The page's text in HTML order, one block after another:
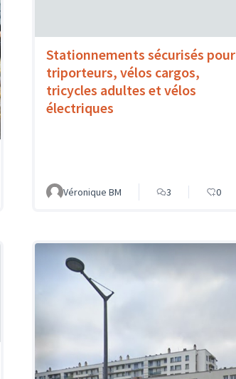
Stationnements sécurisés pour
triporteurs, vélos cargos,
tricycles adultes et vélos
électriques
Véronique BM 3 0